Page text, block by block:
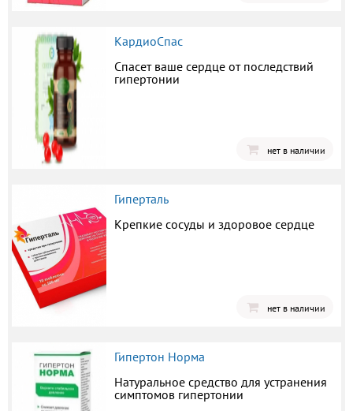
КардиоСпас
Спасет ваше сердце от последствий
гипертонии
нет в наличии
Гиперталь
Крепкие сосуды и здоровое сердце
нет в наличии
Гипертон Норма
Натуральное средство для устранения
симптомов гипертонии